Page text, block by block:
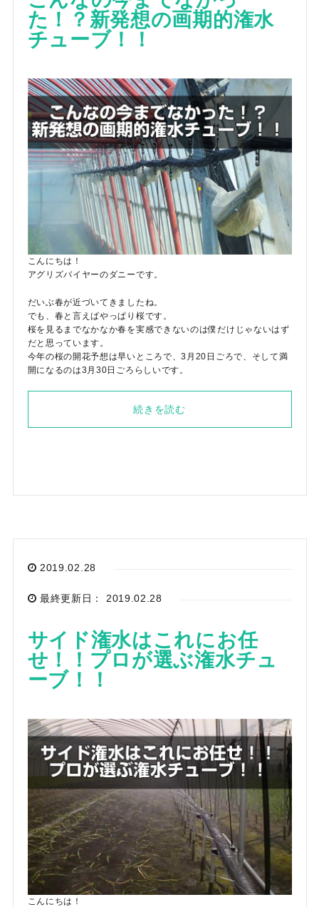
た！？新発想の画期的潅水
チューブ！！
こんにちは！
アグリズバイヤーのダニーです。
だいぶ春が近づいてきましたね。
でも、春と言えばやっぱり桜です。
桜を見るまでなかなか春を実感できないのは僕だけじゃないはず
だと思っています。
今年の桜の開花予想は早いところで、3月20日ごろで、そして満
開になるのは3月30日ごろらしいです。
続きを読む
2019.02.28
最終更新日： 2019.02.28
サイド潅水はこれにお任
せ！！プロが選ぶ潅水チュ
ーブ！！
こんにちは！